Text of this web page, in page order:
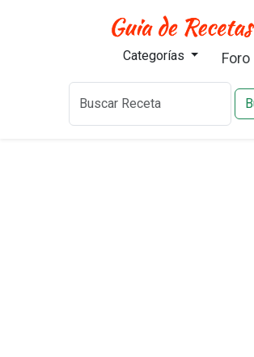
Categorías Foro